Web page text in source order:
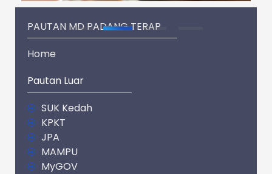
PAUTAN MD PADANG TERAP
Home
Pautan Luar
SUK Kedah
KPKT
JPA
MAMPU
MyGOV